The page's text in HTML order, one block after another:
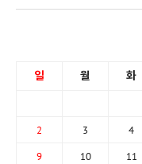
일 월 화
2 3 4
9 10 11